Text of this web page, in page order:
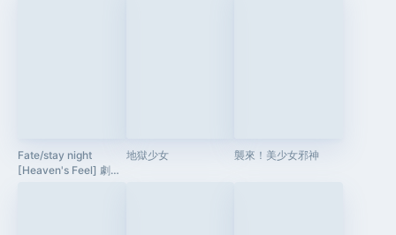
Fate/stay night
[Heaven's Feel] 劇場
地獄少女 襲來！美少女邪神